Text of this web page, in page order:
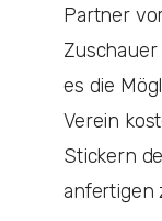
Partner
es die
Verein
Stickern
anfertigen